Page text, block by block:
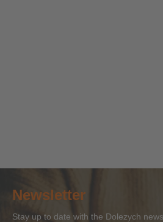
Newsletter
Stay up to date with the Dolezych